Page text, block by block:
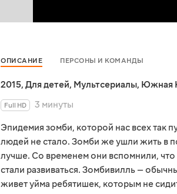
ОПИСАНИЕ ПЕРСОНЫ И КОМАНДЫ
2015, Для детей, Мультсериалы, Южная
Full HD
3 минуты
Эпидемия зомби, которой нас всех так
людей не стало. Зомби же ушли жить в
лучше. Со временем они вспомнили,
стали развиваться. Зомбивилль —
живет уйма ребятишек, которым не